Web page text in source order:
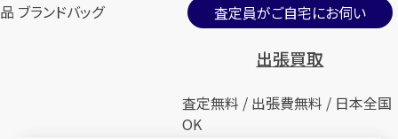
査定員がご自宅にお伺い
出張買取
査定無料 / 出張費無料 / 日本全国
OK